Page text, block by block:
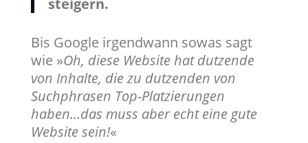
steigern.
Bis Google irgendwann sowas sagt
wie »Oh, diese Website hat dutzende
von Inhalte, die zu dutzenden von
Suchphrasen Top-Platzierungen
haben…das muss aber echt eine gute
Website sein!«